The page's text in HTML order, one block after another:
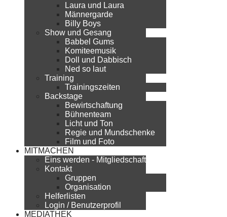
Laura und Laura
Männergarde
Billy Boys
Show und Gesang
Babbel Gums
Komiteemusik
Doll und Dabbisch
Ned so laut
Training
Trainingszeiten
Backstage
Bewirtschaftung
Bühnenteam
Licht und Ton
Regie und Mundschenke
Film und Foto
MITMACHEN
Eins werden - Mitgliedschaft
Kontakt
Gruppen
Organisation
Helferlisten
Login / Benutzerprofil
MEDIATHEK